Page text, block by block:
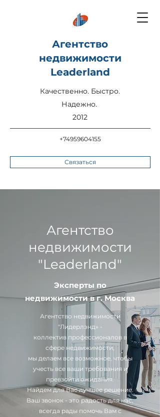
Агентство
недвижимости
Leaderland
Качественно. Быстро.
Надежно.
2012
+74959604155
Связаться
Агентство
недвижимости
"Leaderland"
Эксперты по
недвижимости в г. Москва
Агентство недвижимости
"Лидерлэнд» -
коллектив профессионалов в
сфере недвижимости,
мы делаем все возможное, чтобы
учесть все ваши требования и
превзойти ожидания.
Найдем для Вас лучшее решение.
Ваш звонок - это радость для нас,
всегда рады помочь Вам с